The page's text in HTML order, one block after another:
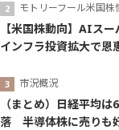
モトリーフール米国株
【米国株動向】AIス
インフラ投資拡大で恩
市況概況
（まとめ）日経平均
落 半導体株に売りも